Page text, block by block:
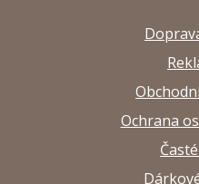
Ochrana